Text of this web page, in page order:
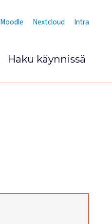
Moodle Nextcloud Intra
Haku käynnissä